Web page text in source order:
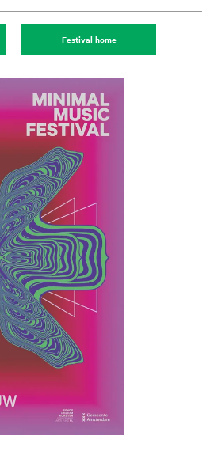
Festival home
Inzoomen